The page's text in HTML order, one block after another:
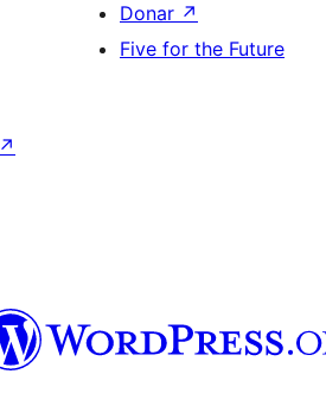
Donar ↗
Five for the Future
↗